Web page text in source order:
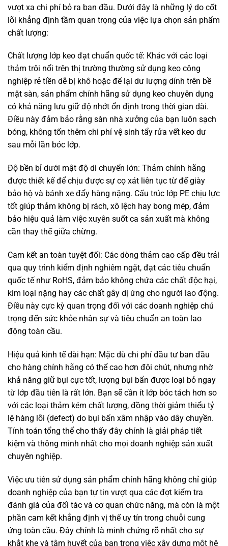
vượt xa chi phí bỏ ra ban đầu. Dưới đây là những lý do cốt
lõi khẳng định tầm quan trọng của việc lựa chọn sản phẩm
chất lượng:
Chất lượng lớp keo đạt chuẩn quốc tế: Khác với các loại
thảm trôi nổi trên thị trường thường sử dụng keo công
nghiệp rẻ tiền dễ bị khô hoặc để lại dư lượng dính trên bề
mặt sàn, sản phẩm chính hãng sử dụng keo chuyên dụng
có khả năng lưu giữ độ nhớt ổn định trong thời gian dài.
Điều này đảm bảo rằng sàn nhà xưởng của bạn luôn sạch
bóng, không tốn thêm chi phí vệ sinh tẩy rửa vết keo dư
sau mỗi lần bóc lớp.
Độ bền bỉ dưới mật độ di chuyển lớn: Thảm chính hãng
được thiết kế để chịu được sự cọ xát liên tục từ đế giày
bảo hộ và bánh xe đẩy hàng nặng. Cấu trúc lớp PE chịu lực
tốt giúp thảm không bị rách, xô lệch hay bong mép, đảm
bảo hiệu quả làm việc xuyên suốt ca sản xuất mà không
cần thay thế giữa chừng.
Cam kết an toàn tuyệt đối: Các dòng thảm cao cấp đều trải
qua quy trình kiểm định nghiêm ngặt, đạt các tiêu chuẩn
quốc tế như RoHS, đảm bảo không chứa các chất độc hại,
kim loại nặng hay các chất gây dị ứng cho người lao động.
Điều này cực kỳ quan trọng đối với các doanh nghiệp chú
trọng đến sức khỏe nhân sự và tiêu chuẩn an toàn lao
động toàn cầu.
Hiệu quả kinh tế dài hạn: Mặc dù chi phí đầu tư ban đầu
cho hàng chính hãng có thể cao hơn đôi chút, nhưng nhờ
khả năng giữ bụi cực tốt, lượng bụi bẩn được loại bỏ ngay
từ lớp đầu tiên là rất lớn. Bạn sẽ cần ít lớp bóc tách hơn so
với các loại thảm kém chất lượng, đồng thời giảm thiểu tỷ
lệ hàng lỗi (defect) do bụi bẩn xâm nhập vào dây chuyền.
Tính toán tổng thể cho thấy đây chính là giải pháp tiết
kiệm và thông minh nhất cho mọi doanh nghiệp sản xuất
chuyên nghiệp.
Việc ưu tiên sử dụng sản phẩm chính hãng không chỉ giúp
doanh nghiệp của bạn tự tin vượt qua các đợt kiểm tra
đánh giá của đối tác và cơ quan chức năng, mà còn là một
phần cam kết khẳng định vị thế uy tín trong chuỗi cung
ứng toàn cầu. Đây chính là minh chứng rõ nhất cho sự
khắt khe và tâm huyết của bạn trong việc xây dựng một hệ